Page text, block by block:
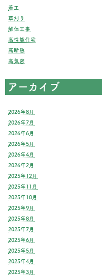
着工
草刈り
解体工事
高性能住宅
高断熱
高気密
アーカイブ
2026年8月
2026年7月
2026年6月
2026年5月
2026年4月
2026年2月
2025年12月
2025年11月
2025年10月
2025年9月
2025年8月
2025年7月
2025年6月
2025年5月
2025年4月
2025年3月